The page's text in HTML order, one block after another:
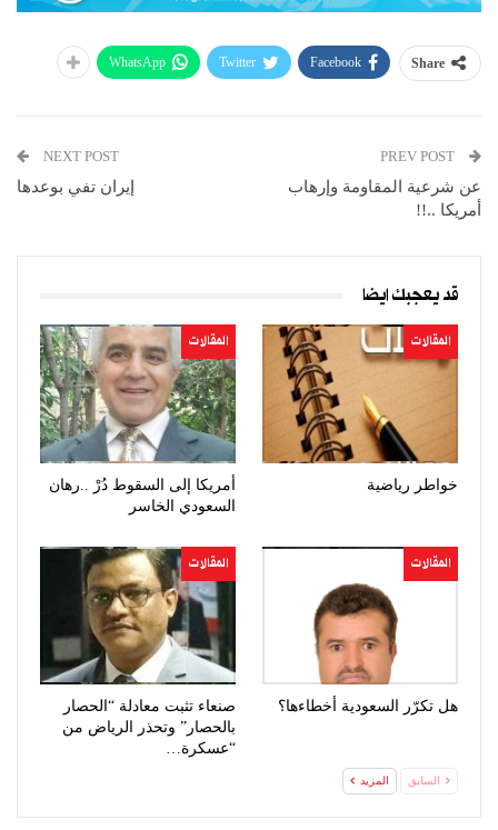
Share
Facebook
Twitter
WhatsApp
عن شرعية المقاومة وإرهاب
أمريكا ..!!
NEXT POST
إيران تفي بوعدها
قد يعجبك ايضا
المقالات
خواطر رياضية
المقالات
أمريكا إلى السقوط دُرْ ..رهان
السعودي الخاسر
المقالات
هل تكرّر السعودية أخطاءها؟
المقالات
صنعاء تثبت معادلة “الحصار
بالحصار” وتحذر الرياض من
“عسكرة…
السابق المزيد